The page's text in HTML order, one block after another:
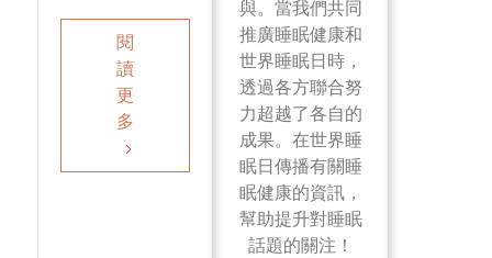
閱
讀
更
多
與。當我們共同
推廣睡眠健康和
世界睡眠日時，
透過各方聯合努
力超越了各自的
成果。在世界睡
眠日傳播有關睡
眠健康的資訊，
幫助提升對睡眠
話題的關注！